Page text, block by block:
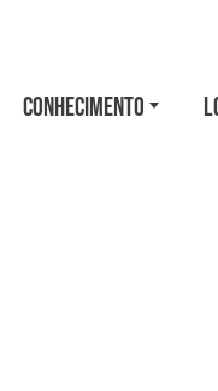
CONHECIMENTO